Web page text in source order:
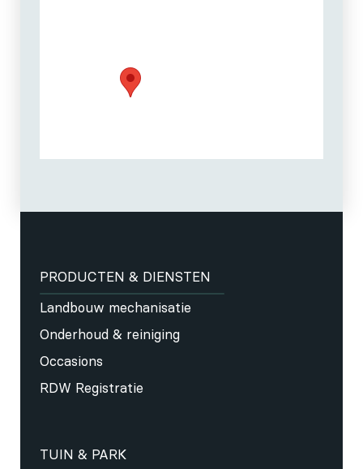
PRODUCTEN & DIENSTEN
Landbouw mechanisatie
Onderhoud & reiniging
Occasions
RDW Registratie
TUIN & PARK